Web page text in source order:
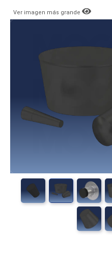
Ver imagen más grande